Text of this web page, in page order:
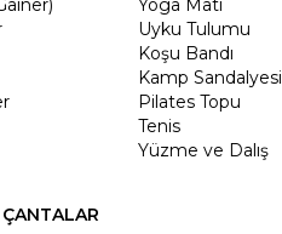
Yoga Matı
Uyku Tulumu
Koşu Bandı
Kamp Sandalyesi
Pilates Topu
Tenis
Yüzme ve Dalış
ÇANTALAR